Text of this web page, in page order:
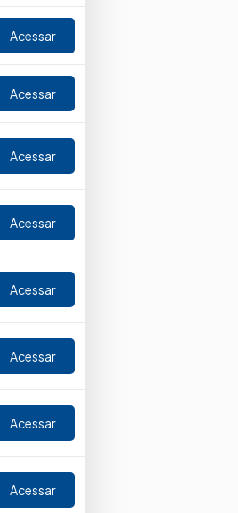
Acessar
Acessar
Acessar
Acessar
Acessar
Acessar
Acessar
Acessar